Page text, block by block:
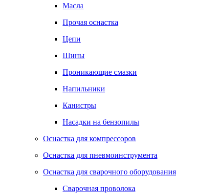
Масла
Прочая оснастка
Цепи
Шины
Проникающие смазки
Напильники
Канистры
Насадки на бензопилы
Оснастка для компрессоров
Оснастка для пневмоинструмента
Оснастка для сварочного оборудования
Сварочная проволока